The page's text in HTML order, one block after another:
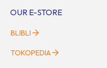
OUR E-STORE
BLIBLI
TOKOPEDIA